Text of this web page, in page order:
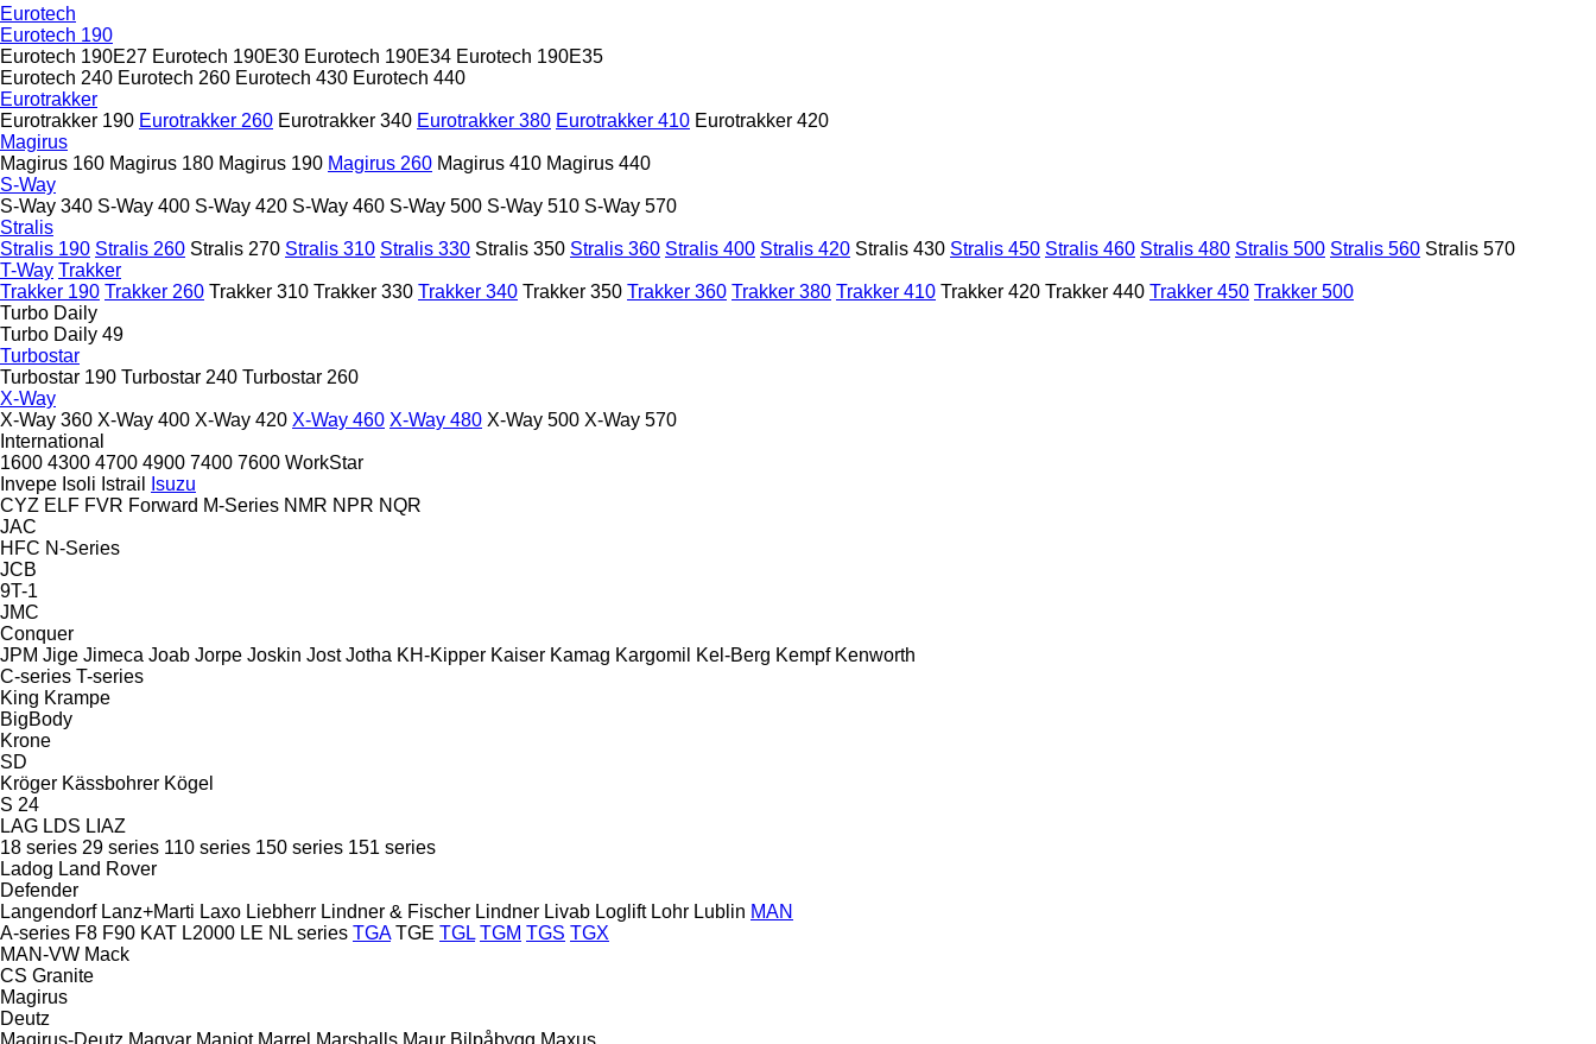
Eurotech
Eurotech 190
Eurotech 190E27 Eurotech 190E30 Eurotech 190E34 Eurotech 190E35
Eurotech 240 Eurotech 260 Eurotech 430 Eurotech 440
Eurotrakker
Eurotrakker 190 Eurotrakker 260 Eurotrakker 340 Eurotrakker 380 Eurotrakker 410 Eurotrakker 420
Magirus
Magirus 160 Magirus 180 Magirus 190 Magirus 260 Magirus 410 Magirus 440
S-Way
S-Way 340 S-Way 400 S-Way 420 S-Way 460 S-Way 500 S-Way 510 S-Way 570
Stralis
Stralis 190 Stralis 260 Stralis 270 Stralis 310 Stralis 330 Stralis 350 Stralis 360 Stralis 400 Stralis 420 Stralis 430 Stralis 450 Stralis 460 Stralis 480 Stralis 500 Stralis 560 Stralis 570
T-Way Trakker
Trakker 190 Trakker 260 Trakker 310 Trakker 330 Trakker 340 Trakker 350 Trakker 360 Trakker 380 Trakker 410 Trakker 420 Trakker 440 Trakker 450 Trakker 500
Turbo Daily
Turbo Daily 49
Turbostar
Turbostar 190 Turbostar 240 Turbostar 260
X-Way
X-Way 360 X-Way 400 X-Way 420 X-Way 460 X-Way 480 X-Way 500 X-Way 570
International
1600 4300 4700 4900 7400 7600 WorkStar
Invepe Isoli Istrail
Isuzu
CYZ ELF FVR Forward M-Series NMR NPR NQR
JAC
HFC N-Series
JCB
9T-1
JMC
Conquer
JPM Jige Jimeca Joab Jorpe Joskin Jost Jotha KH-Kipper Kaiser Kamag Kargomil Kel-Berg Kempf Kenworth
C-series T-series
King Krampe
BigBody
Krone
SD
Kröger Kässbohrer Kögel
S 24
LAG LDS LIAZ
18 series 29 series 110 series 150 series 151 series
Ladog Land Rover
Defender
Langendorf Lanz+Marti Laxo Liebherr Lindner & Fischer Lindner Livab Loglift Lohr Lublin MAN
A-series F8 F90 KAT L2000 LE NL series TGA TGE TGL TGM TGS TGX
MAN-VW Mack
CS Granite
Magirus
Deutz
Magirus-Deutz Magyar Manjot Marrel Marshalls Maur Bilpåbygg Maxus